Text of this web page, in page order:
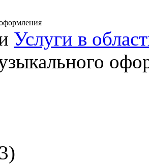
Услуги в